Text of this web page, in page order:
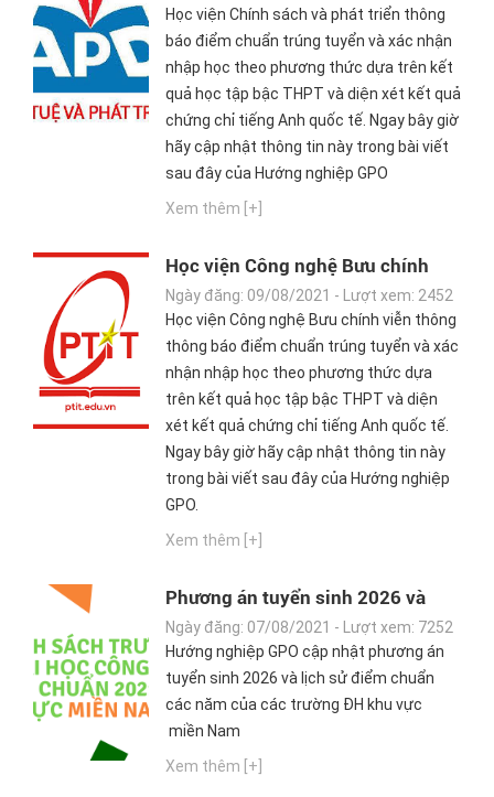
Học viện Chính sách và phát triển thông
báo điểm chuẩn trúng tuyển và xác nhận
nhập học theo phương thức dựa trên kết
quả học tập bậc THPT và diện xét kết quả
chứng chỉ tiếng Anh quốc tế. Ngay bây giờ
hãy cập nhật thông tin này trong bài viết
sau đây của Hướng nghiệp GPO
Xem thêm [+]
Học viện Công nghệ Bưu chính
viễn thông công bố điểm chuẩn
Đại học 2021
Ngày đăng: 09/08/2021 - Lượt xem: 2452
Học viện Công nghệ Bưu chính viễn thông
thông báo điểm chuẩn trúng tuyển và xác
nhận nhập học theo phương thức dựa
trên kết quả học tập bậc THPT và diện
xét kết quả chứng chỉ tiếng Anh quốc tế.
Ngay bây giờ hãy cập nhật thông tin này
trong bài viết sau đây của Hướng nghiệp
GPO.
Xem thêm [+]
Phương án tuyển sinh 2026 và
lịch sử điểm chuẩn các năm của
các trường ĐH khu vực miền Nam
Ngày đăng: 07/08/2021 - Lượt xem: 7252
Hướng nghiệp GPO cập nhật phương án
tuyển sinh 2026 và lịch sử điểm chuẩn
các năm của các trường ĐH khu vực
miền Nam
Xem thêm [+]